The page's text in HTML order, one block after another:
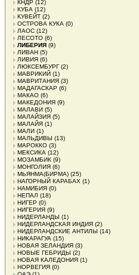
КНДР (12)
КУБА (12)
КУВЕЙТ (2)
ОСТРОВА КУКА (0)
ЛАОС (12)
ЛЕСОТО (6)
ЛИБЕРИЯ (9)
ЛИВАН (5)
ЛИВИЯ (6)
ЛЮКСЕМБУРГ(2)
МАВРИКИЙ (1)
МАВРИТАНИЯ (3)
МАДАГАСКАР (6)
МАКАО (6)
МАКЕДОНИЯ (9)
МАЛАВИ (5)
МАЛАЙЗИЯ (5)
МАЛАЙЯ (1)
МАЛИ (1)
МАЛЬДИВЫ (13)
МАРОККО (3)
МЕКСИКА (12)
МОЗАМБИК (9)
МОНГОЛИЯ (6)
МЬЯНМА(БИРМА) (25)
НАГОРНЫЙ КАРАБАХ (1)
НАМИБИЯ (0)
НЕПАЛ (18)
НИГЕР (0)
НИГЕРИЯ (9)
НИДЕРЛАНДЫ (1)
НИДЕРЛАНДСКАЯ ИНДИЯ (2)
НИДЕРЛАНДСКИЕ АНТИЛЫ (14)
НИКАРАГУА (15)
НОВАЯ ЗЕЛАНДИЯ (3)
НОВЫЕ ГЕБРИДЫ (2)
НОВАЯ КАЛЕДОНИЯ (1)
НОРВЕГИЯ (0)